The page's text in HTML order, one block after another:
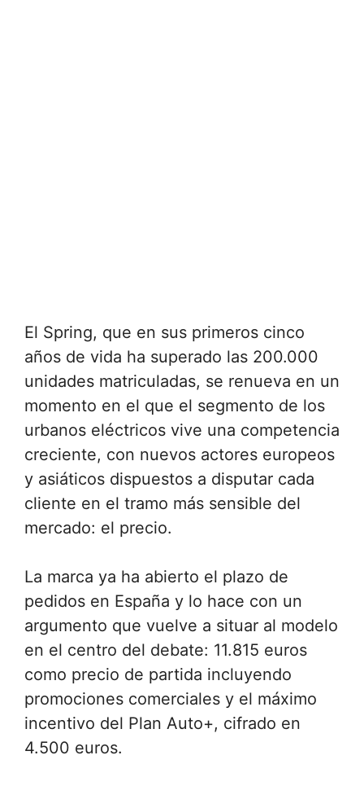
El Spring, que en sus primeros cinco
años de vida ha superado las 200.000
unidades matriculadas, se renueva en un
momento en el que el segmento de los
urbanos eléctricos vive una competencia
creciente, con nuevos actores europeos
y asiáticos dispuestos a disputar cada
cliente en el tramo más sensible del
mercado: el precio.
La marca ya ha abierto el plazo de
pedidos en España y lo hace con un
argumento que vuelve a situar al modelo
en el centro del debate: 11.815 euros
como precio de partida incluyendo
promociones comerciales y el máximo
incentivo del Plan Auto+, cifrado en
4.500 euros.